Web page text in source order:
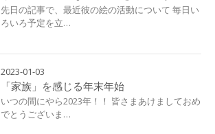
先日の記事で、最近彼の絵の活動について 毎日い
ろいろ予定を立…
2023-01-03
「家族」を感じる年末年始
いつの間にやら2023年！！ 皆さまあけましておめ
でとうございま…